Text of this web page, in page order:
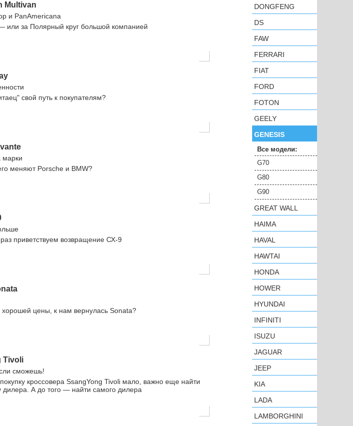
Multivan
и PanAmericana
или за Полярный круг большой компанией
свой путь к покупателям?
марки
меняют Porsche и BMW?
приветствуем возвращение СХ-9
цены, к нам вернулась Sonata?
Tivoli
сможешь!
кроссовера SsangYong Tivoli мало, важно еще найти
дилера. А до того — найти самого дилера
DONGFENG
DS
FAW
FERRARI
FIAT
FORD
FOTON
GEELY
GENESIS
Все модели:
G70
G80
G90
GREAT WALL
HAIMA
HAVAL
HAWTAI
HONDA
HOWER
HYUNDAI
INFINITI
ISUZU
JAGUAR
JEEP
KIA
LADA
LAMBORGHINI